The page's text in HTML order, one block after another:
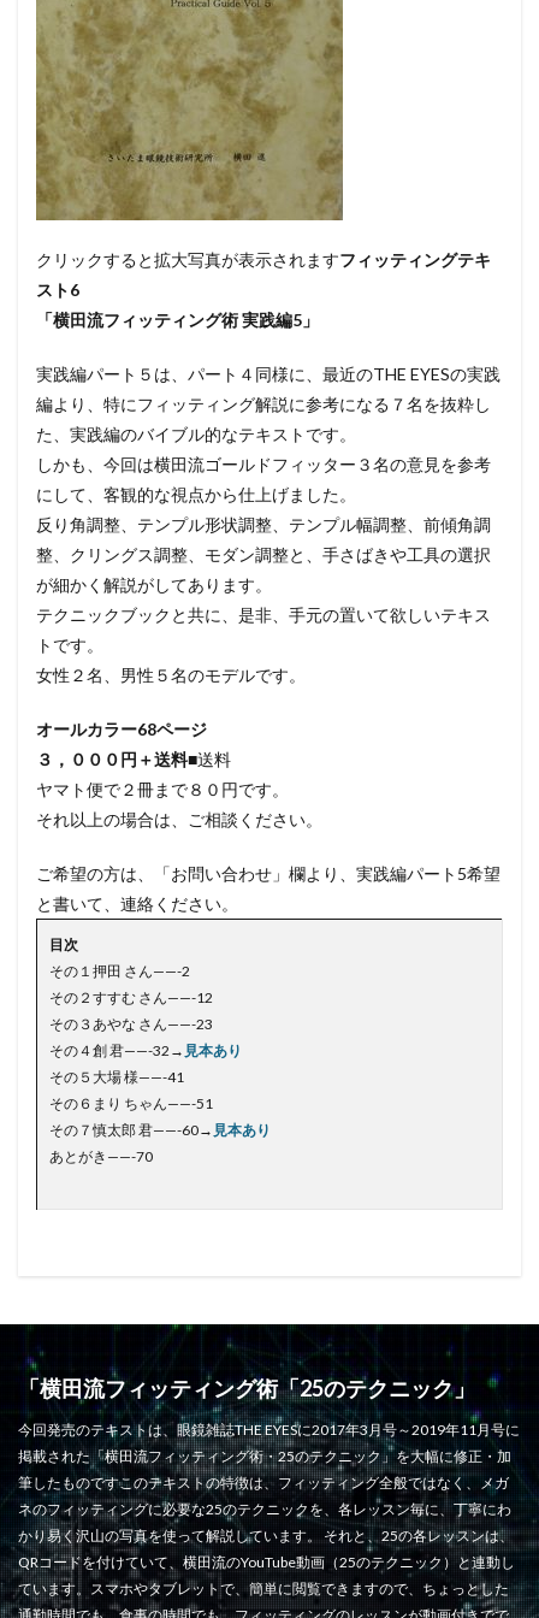
クリックすると拡大写真が表示されますフィッティングテキ
スト6
「横田流フィッティング術 実践編5」
実践編パート５は、パート４同様に、最近のTHE EYESの実践
編より、特にフィッティング解説に参考になる７名を抜粋し
た、実践編のバイブル的なテキストです。
しかも、今回は横田流ゴールドフィッター３名の意見を参考
にして、客観的な視点から仕上げました。
反り角調整、テンプル形状調整、テンプル幅調整、前傾角調
整、クリングス調整、モダン調整と、手さばきや工具の選択
が細かく解説がしてあります。
テクニックブックと共に、是非、手元の置いて欲しいテキス
トです。
女性２名、男性５名のモデルです。
オールカラー68ページ
３，０００円＋送料■送料
ヤマト便で２冊まで８０円です。
それ以上の場合は、ご相談ください。
ご希望の方は、「お問い合わせ」欄より、実践編パート5希望
と書いて、連絡ください。
目次
その１押田 さん——-2
その２すすむ さん——-12
その３あやな さん——-23
その４創 君——-32 → 見本あり
その５大場 様——-41
その６まり ちゃん——-51
その７慎太郎 君——-60→ 見本あり
あとがき——-70
「横田流フィッティング術「25のテクニック」
今回発売のテキストは、眼鏡雑誌THE EYESに2017年3月号～2019年11月号に
掲載された「横田流フィッティング術・25のテクニック」を大幅に修正・加
筆したものですこのテキストの特徴は、フィッティング全般ではなく、メガ
ネのフィッティングに必要な25のテクニックを、各レッスン毎に、丁寧にわ
かり易く沢山の写真を使って解説しています。 それと、25の各レッスンは、
QRコードを付けていて、横田流のYouTube動画（25のテクニック）と連動し
ています。スマホやタブレットで、簡単に閲覧できますので、ちょっとした